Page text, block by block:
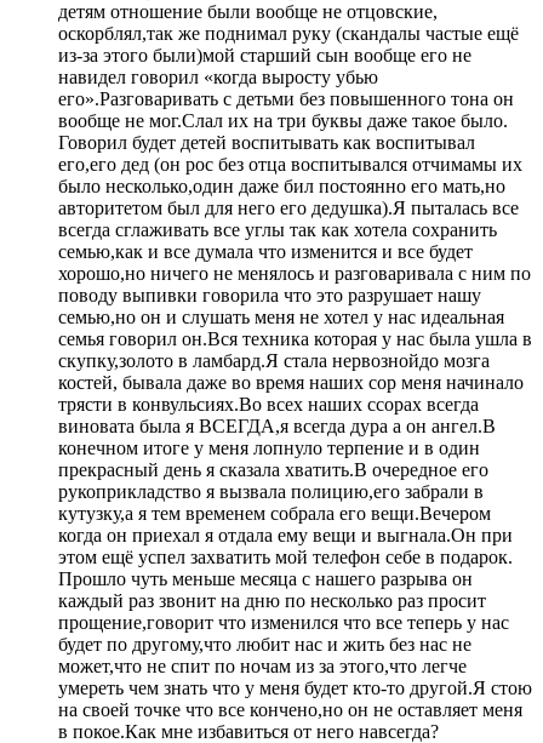
детям отношение были вообще не отцовские,
оскорблял,так же поднимал руку (скандалы частые ещё
из-за этого были)мой старший сын вообще его не
навидел говорил «когда выросту убью
его».Разговаривать с детьми без повышенного тона он
вообще не мог.Слал их на три буквы даже такое было.
Говорил будет детей воспитывать как воспитывал
его,его дед (он рос без отца воспитывался отчимамы их
было несколько,один даже бил постоянно его мать,но
авторитетом был для него его дедушка).Я пыталась все
всегда сглаживать все углы так как хотела сохранить
семью,как и все думала что изменится и все будет
хорошо,но ничего не менялось и разговаривала с ним по
поводу выпивки говорила что это разрушает нашу
семью,но он и слушать меня не хотел у нас идеальная
семья говорил он.Вся техника которая у нас была ушла в
скупку,золото в ламбард.Я стала нервознойдо мозга
костей, бывала даже во время наших сор меня начинало
трясти в конвульсиях.Во всех наших ссорах всегда
виновата была я ВСЕГДА,я всегда дура а он ангел.В
конечном итоге у меня лопнуло терпение и в один
прекрасный день я сказала хватить.В очередное его
рукоприкладство я вызвала полицию,его забрали в
кутузку,а я тем временем собрала его вещи.Вечером
когда он приехал я отдала ему вещи и выгнала.Он при
этом ещё успел захватить мой телефон себе в подарок.
Прошло чуть меньше месяца с нашего разрыва он
каждый раз звонит на дню по несколько раз просит
прощение,говорит что изменился что все теперь у нас
будет по другому,что любит нас и жить без нас не
может,что не спит по ночам из за этого,что легче
умереть чем знать что у меня будет кто-то другой.Я стою
на своей точке что все кончено,но он не оставляет меня
в покое.Как мне избавиться от него навсегда?